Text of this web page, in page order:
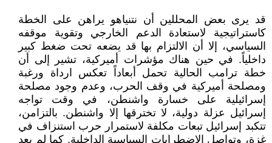
قد يرى بعض المحللين أن نتنياهو يراهن على الخطة
كاستراتيجية لاستعادة الدعم الخارجي وتقوية موقفه
السياسي، إلا أن الالتزام بها قد يضعه تحت ضغط كبير
داخلياً. في حين هناك مؤشرات أميركية، تشير إلى أن
خطة ترامب الحالية تحمل أبعاداً تعكس ارداة ورغبة
ومصلحة أميركية في وقف الحرب، وعدم وجود مصلحة
إسرائيلية على خسارة واشنطن، في وقت تواجه
إسرائيل عزلة دولية، لا تخترقها إلا واشنطن. بالتزامن،
تتكبد إسرائيل تبعات مكلفة لاستمرار حرب استنزاف في
غزة، وتواصل الاضطرابات السياسية الداخلية. كما لم يعد